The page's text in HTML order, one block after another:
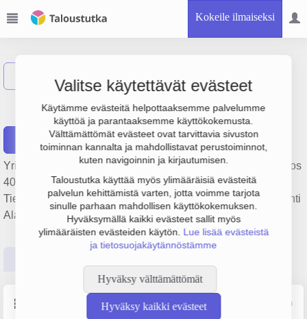
Kokeile ilmaiseksi
Valitse käytettävät evästeet
Käytämme evästeitä helpottaaksemme palvelumme
käyttöä ja parantaaksemme käyttökokemusta.
Välttämättömät evästeet ovat tarvittavia sivuston
toiminnan kannalta ja mahdollistavat perustoiminnot,
kuten navigoinnin ja kirjautumisen.
Taloustutka käyttää myös ylimääräisiä evästeitä
palvelun kehittämistä varten, jotta voimme tarjota
sinulle parhaan mahdollisen käyttökokemuksen.
Hyväksymällä kaikki evästeet sallit myös
ylimääräisten evästeiden käytön. Lue lisää evästeistä
ja tietosuojakäytännöstämme
Hyväksy välttämättömät
Hyväksy kaikki evästeet
Alavuden Kuljetus Oy
Raportit
Yrityksen Alavuden Kuljetus Oy liikevaihto on 1.5 milj. €, tulos
40 000 € ja henkilöstömäärä 2. Sen päätoimiala on
Tieliikenteen tavarankuljetus, perustamisvuosi 1978 ja sijainti
Alavus. Yrityksen yhtiömuoto Osakeyhtiö (OY).
Lähde: YTJ, PRH, Traficom